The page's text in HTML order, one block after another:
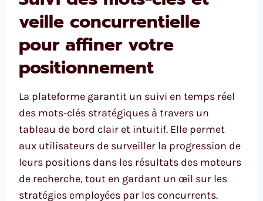
veille concurrentielle
pour affiner votre
positionnement
La plateforme garantit un suivi en temps réel
des mots-clés stratégiques à travers un
tableau de bord clair et intuitif. Elle permet
aux utilisateurs de surveiller la progression de
leurs positions dans les résultats des moteurs
de recherche, tout en gardant un œil sur les
stratégies employées par les concurrents.